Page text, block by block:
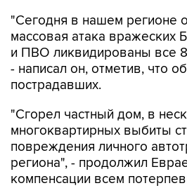
"Сегодня в нашем регионе
массовая атака
и ПВО ликвидированы все
- написал он, отметив, что
пострадавших.
"Сгорел частный дом, в
многоквартирных выбиты
повреждения личного
региона", - продолжил
компенсации всем